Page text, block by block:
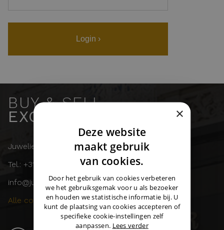
Login ›
BUY & SELL
EXCLUSIVE WATCHES
Juwelier Burger
Tel.: +31 (0)43 358 11 55
info@juwelierburger.com
Alle contactgegevens ›
GERMAN
×
Deze website
maakt gebruik
van cookies.
Door het gebruik van cookies verbeteren
we het gebruiksgemak voor u als bezoeker
en houden we statistische informatie bij. U
kunt de plaatsing van cookies accepteren of
specifieke cookie-instellingen zelf
aanpassen. Lees verder